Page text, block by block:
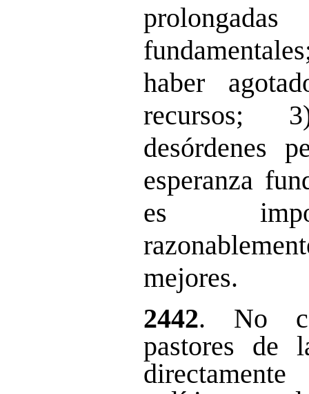
haber
recursos;
desórdenes
esperanza
es
mejores.
2442. No
pastores de